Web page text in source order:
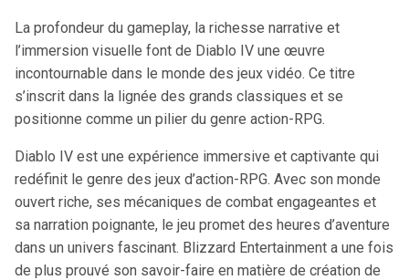
La profondeur du gameplay, la richesse narrative et
l’immersion visuelle font de Diablo IV une œuvre
incontournable dans le monde des jeux vidéo. Ce titre
s’inscrit dans la lignée des grands classiques et se
positionne comme un pilier du genre action-RPG.
Diablo IV est une expérience immersive et captivante qui
redéfinit le genre des jeux d’action-RPG. Avec son monde
ouvert riche, ses mécaniques de combat engageantes et
sa narration poignante, le jeu promet des heures d’aventure
dans un univers fascinant. Blizzard Entertainment a une fois
de plus prouvé son savoir-faire en matière de création de